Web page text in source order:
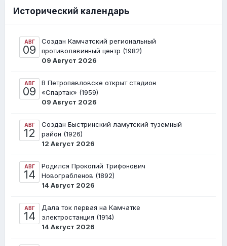
Исторический календарь
АВГ
09
Создан Камчатский региональный
противолавинный центр (1982)
09 Август 2026
АВГ
09
В Петропавловске открыт стадион
«Спартак» (1959)
09 Август 2026
АВГ
12
Создан Быстринский ламутский туземный
район (1926)
12 Август 2026
АВГ
14
Родился Прокопий Трифонович
Новограбленов (1892)
14 Август 2026
АВГ
14
Дала ток первая на Камчатке
электростанция (1914)
14 Август 2026